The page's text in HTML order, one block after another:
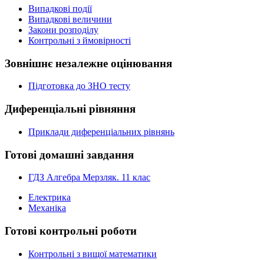
Випадкові події
Випадкові величини
Закони розподілу
Контрольні з ймовірності
Зовнішнє незалежне оцінювання
Підготовка до ЗНО тесту
Диференціальні рівняння
Приклади диференціальних рівнянь
Готові домашні завдання
ГДЗ Алгебра Мерзляк. 11 клас
Електрика
Механіка
Готові контрольні роботи
Контрольні з вищої математики